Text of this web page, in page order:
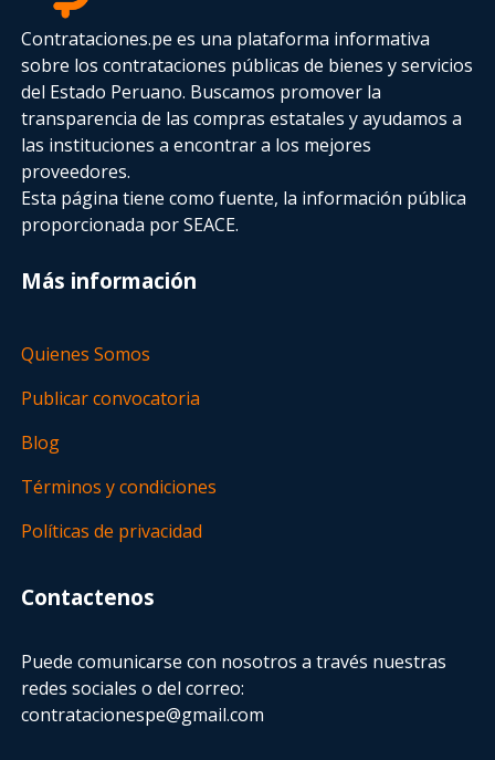
Contrataciones.pe es una plataforma informativa
sobre los contrataciones públicas de bienes y servicios
del Estado Peruano. Buscamos promover la
transparencia de las compras estatalesy ayudamos a
las instituciones a encontrar a los mejores
proveedores.
Esta página tiene como fuente, la información pública
proporcionada por SEACE.
Más información
Quienes Somos
Publicar convocatoria
Blog
Términos y condiciones
Políticas de privacidad
Contactenos
Puede comunicarse con nosotros a través nuestras
redes sociales o del correo:
contratacionespe@gmail.com